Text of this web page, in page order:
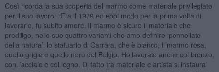
Così ricorda la sua scoperta del marmo come materiale privilegiato
per il suo lavoro: “Era il 1979 ed ebbi modo per la prima volta di
lavorarlo, fu subito amore. Il marmo è sicuro il materiale che
prediligo, nelle sue quattro varianti che amo definire ‘pennellate
della natura’: lo statuario di Carrara, che è bianco, il marmo rosa,
quello grigio e quello nero del Belgio. Ho lavorato anche col bronzo,
con l’acciaio e col legno. Di fatto tra materiale e artista si instaura